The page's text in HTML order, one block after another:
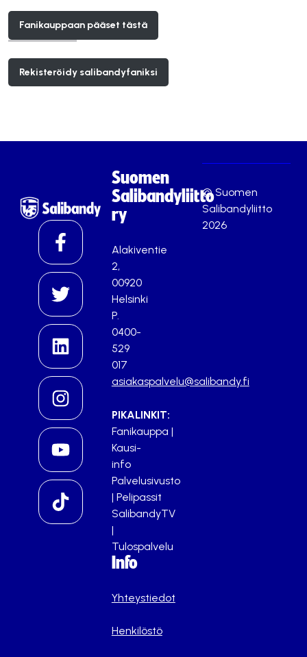
Fanikauppaan pääset tästä
Rekisteröidy salibandyfaniksi
Suomen
Salibandyliitto
ry
Alakiventie
2,
00920
Helsinki
P.
0400-
529
017
asiakaspalvelu@salibandy.fi
PIKALINKIT:
Fanikauppa |
Kausi-
info
Palvelusivusto
| Pelipassit
SalibandyTV
|
Tulospalvelu
Info
Yhteystiedot
Henkilöstö
© Suomen
Salibandyliitto
2026